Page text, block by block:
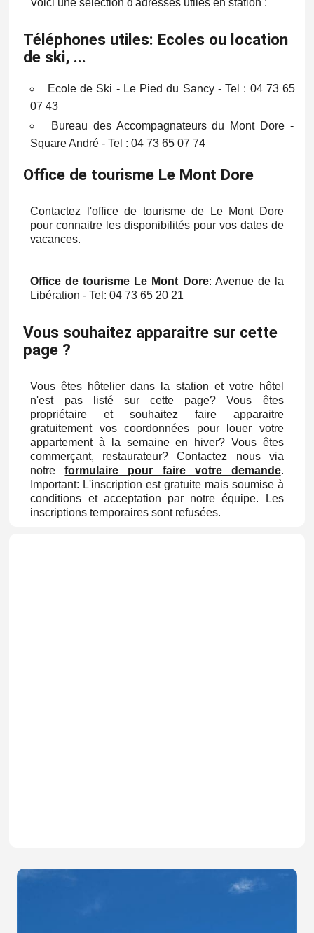
Téléphones utiles: Ecoles ou location
de ski, ...
Ecole de Ski - Le Pied du Sancy - Tel : 04 73 65
07 43
Bureau des Accompagnateurs du Mont Dore -
Square André - Tel : 04 73 65 07 74
Office de tourisme Le Mont Dore
Contactez l'office de tourisme de Le Mont Dore
pour connaitre les disponibilités pour vos dates de
vacances.
Office de tourisme Le Mont Dore: Avenue de la
Libération - Tel: 04 73 65 20 21
Vous souhaitez apparaitre sur cette
page ?
Vous êtes hôtelier dans la station et votre hôtel
n'est pas listé sur cette page? Vous êtes
propriétaire et souhaitez faire apparaitre
gratuitement vos coordonnées pour louer votre
appartement à la semaine en hiver? Vous êtes
commerçant, restaurateur? Contactez nous via
notreformulaire pour faire votre demande.
Important: L'inscription est gratuite mais soumise à
conditions et acceptation par notre équipe. Les
inscriptions temporaires sont refusées.